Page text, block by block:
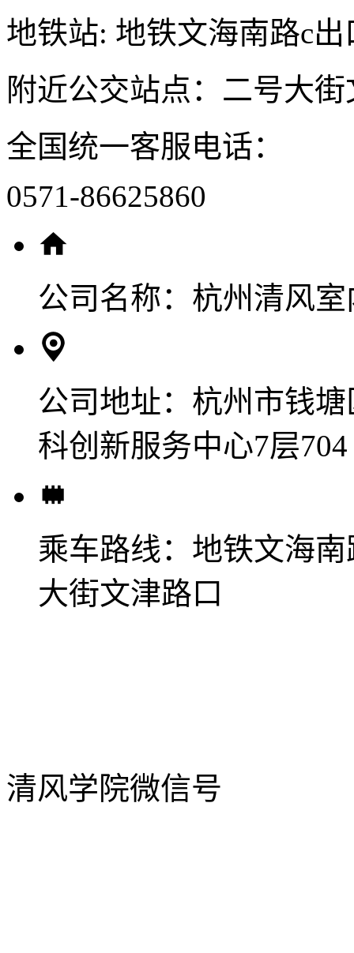
地铁站: 地铁文海南路c出
附近公交站点：二号大
全国统一客服电话：
0571-86625860
公司名称： 杭州清风
公司地址： 杭州市钱
科创新服务中心7层704
乘车路线： 地铁文海
大街文津路口
清风学院微信号